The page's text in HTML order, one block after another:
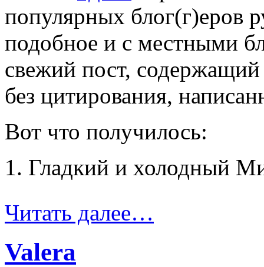
популярных блог(г)еров
подобное и с местными
свежий пост,
без цитирования,
Вот что получилось:
1. Гладкий и холодный
Читать далее…
Valera